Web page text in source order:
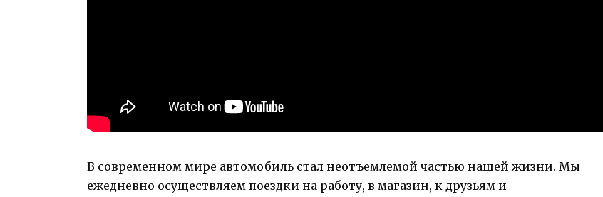
В современном мире автомобиль стал неотъемлемой частью нашей жизни. Мы
ежедневно осуществляем поездки на работу, в магазин, к друзьям и